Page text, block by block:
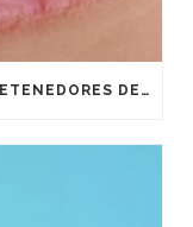
¿POR QUÉ ES IMPORTANTE USAR RETENEDORES DESPUÉS DE UN TRATAMIENTO DE ORTODONCIA?